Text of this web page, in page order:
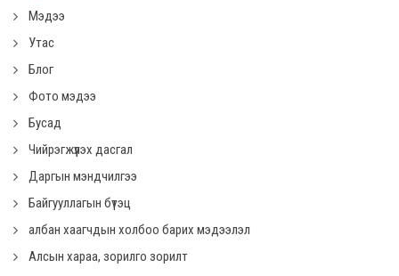
Мэдээ
Утас
Блог
Фото мэдээ
Бусад
Чийрэгжүүлэх дасгал
Даргын мэндчилгээ
Байгууллагын бүтэц
албан хаагчдын холбоо барих мэдээлэл
Алсын хараа, зорилго зорилт